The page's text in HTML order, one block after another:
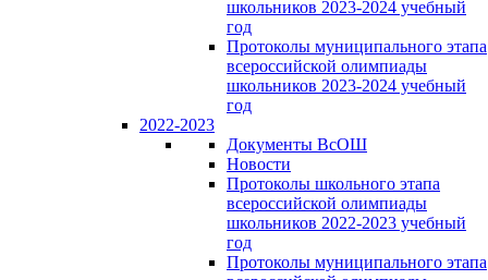
школьников 2023-2024 учебный
год
Протоколы муниципального этапа
всероссийской олимпиады
школьников 2023-2024 учебный
год
2022-2023
Документы ВсОШ
Новости
Протоколы школьного этапа
всероссийской олимпиады
школьников 2022-2023 учебный
год
Протоколы муниципального этапа